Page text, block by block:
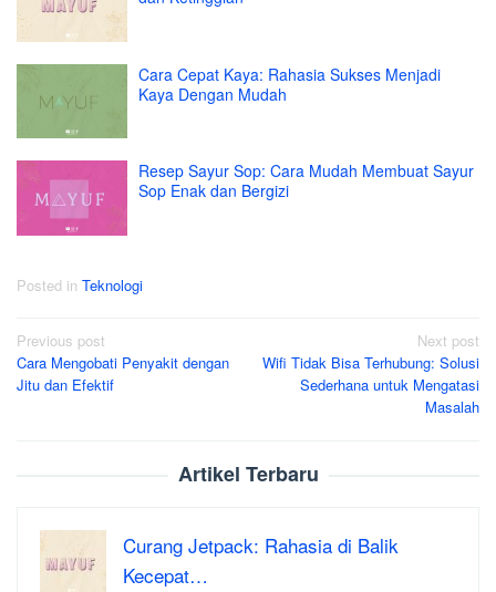
Cara Cepat Kaya: Rahasia Sukses Menjadi
Kaya Dengan Mudah
Resep Sayur Sop: Cara Mudah Membuat Sayur
Sop Enak dan Bergizi
Posted in Teknologi
Post
navigation
Previous post
Cara Mengobati Penyakit dengan
Jitu dan Efektif
Next post
Wifi Tidak Bisa Terhubung: Solusi
Sederhana untuk Mengatasi
Masalah
Artikel Terbaru
Curang Jetpack: Rahasia di Balik
Kecepat…